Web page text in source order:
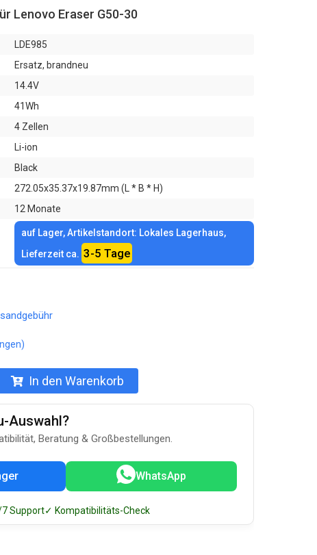
Lenovo Eraser G50-30
LDE985
Ersatz, brandneu
14.4V
41Wh
4 Zellen
Li-ion
Black
272.05x35.37x19.87mm (L * B * H)
12 Monate
auf Lager, Artikelstandort: Lokales Lagerhaus,
Lieferzeit ca. 3-5 Tage
In den Warenkorb
Auswahl?
Beratung & Großbestellungen.
WhatsApp
Support✓ Kompatibilitäts-Check